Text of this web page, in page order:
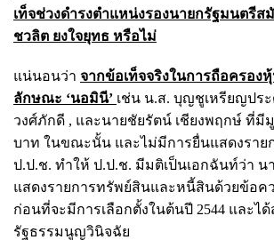
เท็จช่วงดำรงตำแหน่งรองนายกรัฐมนตรีส
ชวลิต ยงใจยุทธ หรือไม่
แน่นอนว่า จากข้อเท็จจริงในการถือครอง
ลักษณะ ‘นอมินี’ เช่น น.ส. บุญชูเหรียญปร
วงศ์ภักดี , และนายชัยรัตน์ เชียงพฤกษ์ ที่
บาท ในขณะนั้น และไม่มีการยื่นแสดงราย
ป.ป.ช. ทำให้ ป.ป.ช. มีมติเป็นเอกฉันท์ว่า น
แสดงรายการทรัพย์สินและหนี้สินด้วยข้อค
ก่อนที่จะมีการเลือกตั้งในต้นปี 2544 และได้
รัฐธรรมนูญวินิจฉัย